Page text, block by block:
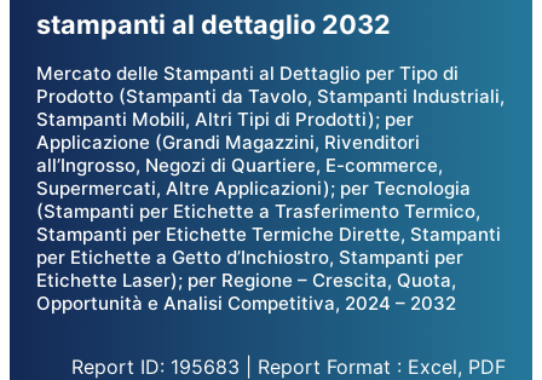
stampanti al dettaglio 2032
Mercato delle Stampanti al Dettaglio per Tipo di
Prodotto (Stampanti da Tavolo, Stampanti Industriali,
Stampanti Mobili, Altri Tipi di Prodotti); per
Applicazione (Grandi Magazzini, Rivenditori
all’Ingrosso, Negozi di Quartiere, E-commerce,
Supermercati, Altre Applicazioni); per Tecnologia
(Stampanti per Etichette a Trasferimento Termico,
Stampanti per Etichette Termiche Dirette, Stampanti
per Etichette a Getto d’Inchiostro, Stampanti per
Etichette Laser); per Regione – Crescita, Quota,
Opportunità e Analisi Competitiva, 2024 – 2032
Report ID: 195683 | Report Format : Excel, PDF